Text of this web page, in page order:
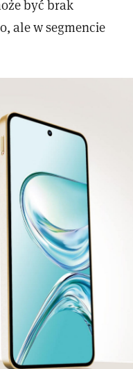
być brak
ale w segmencie